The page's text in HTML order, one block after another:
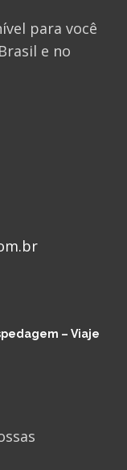
para você
e no
– Viaje